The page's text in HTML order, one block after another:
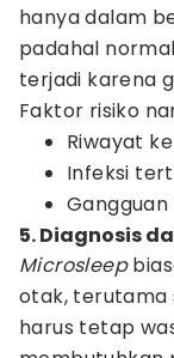
hanya dalam
padahal
terjadi karena
Faktor risiko
Riwayat
Infeksi
5. Diagnosis
Microsleep
otak, terutama
harus tetap